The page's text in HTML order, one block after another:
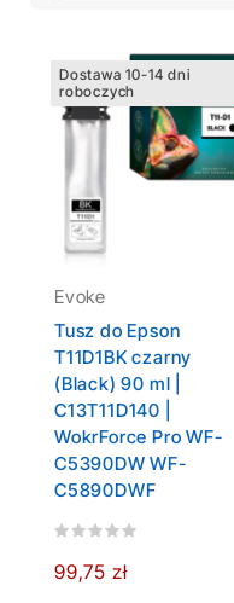
Dostawa 10-14 dni
roboczych
Evoke
Tusz do Epson
T11D1BK czarny
(Black) 90 ml |
C13T11D140 |
WokrForce Pro WF-
C5390DW WF-
C5890DWF
99,75 zł